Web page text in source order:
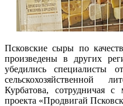
Псковские сыры по
произведены в других
убедились специалисты
сельскохозяйственной
Курбатова, сотрудничая
проекта «Продвигай